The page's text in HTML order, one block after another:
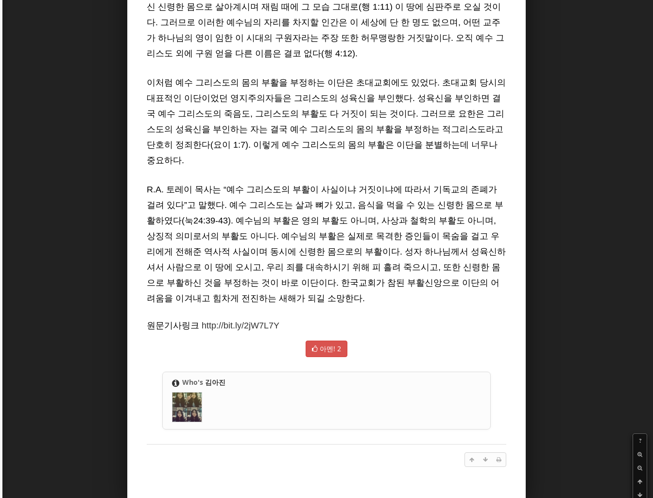
?
신 신령한 몸으로 살아계시며 재림 때에 그 모습 그대로(행 1:11) 이 땅에 심판주로 오실 것이
다. 그러므로 이러한 예수님의 자리를 차지할 인간은 이 세상에 단 한 명도 없으며, 어떤 교주
가 하나님의 영이 임한 이 시대의 구원자라는 주장 또한 허무맹랑한 거짓말이다. 오직 예수 그
리스도 외에 구원 얻을 다른 이름은 결코 없다(행 4:12).
이처럼 예수 그리스도의 몸의 부활을 부정하는 이단은 초대교회에도 있었다. 초대교회 당시의
대표적인 이단이었던 영지주의자들은 그리스도의 성육신을 부인했다. 성육신을 부인하면 결
국 예수 그리스도의 죽음도, 그리스도의 부활도 다 거짓이 되는 것이다. 그러므로 요한은 그리
스도의 성육신을 부인하는 자는 결국 예수 그리스도의 몸의 부활을 부정하는 적그리스도라고
단호히 정죄한다(요이 1:7). 이렇게 예수 그리스도의 몸의 부활은 이단을 분별하는데 너무나
중요하다.
R.A. 토레이 목사는 “예수 그리스도의 부활이 사실이냐 거짓이냐에 따라서 기독교의 존폐가
걸려 있다”고 말했다. 예수 그리스도는 살과 뼈가 있고, 음식을 먹을 수 있는 신령한 몸으로 부
활하였다(눅24:39-43). 예수님의 부활은 영의 부활도 아니며, 사상과 철학의 부활도 아니며,
상징적 의미로서의 부활도 아니다. 예수님의 부활은 실제로 목격한 증인들이 목숨을 걸고 우
리에게 전해준 역사적 사실이며 동시에 신령한 몸으로의 부활이다. 성자 하나님께서 성육신하
셔서 사람으로 이 땅에 오시고, 우리 죄를 대속하시기 위해 피 흘려 죽으시고, 또한 신령한 몸
으로 부활하신 것을 부정하는 것이 바로 이단이다. 한국교회가 참된 부활신앙으로 이단의 어
려움을 이겨내고 힘차게 전진하는 새해가 되길 소망한다.
원문기사링크 http://bit.ly/2jW7L7Y
아멘! 2
Who's 김아진